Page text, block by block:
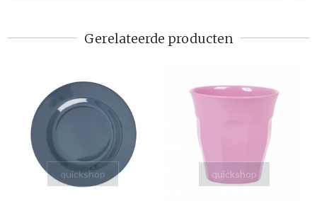
Gerelateerde producten
quickshop quickshop